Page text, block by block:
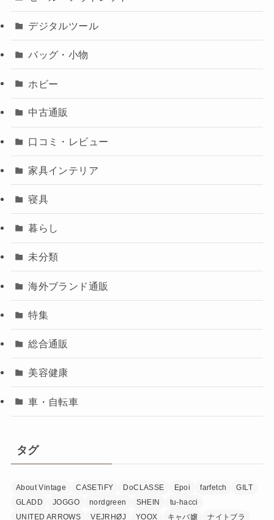
デジタルツール
バッグ・小物
ホビー
中古通販
口コミ・レビュー
家具インテリア
寝具
暮らし
未分類
海外ブランド通販
特集
総合通販
美容健康
車・自転車
タグ
About Vintage CASETiFY DoCLASSE Epoi farfetch
GILT
GLADD
JOGGO nordgreen SHEIN
tu-hacci
UNITED ARROWS
VEJRHØJ YOOX キャバ嬢 ナイトブラ